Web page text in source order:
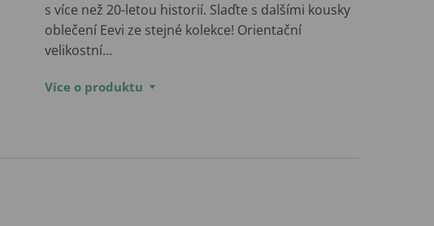
s více než 20-letou historií. Slaďte s dalšími kousky
oblečení Eevi ze stejné kolekce! Orientační
velikostní…
Více o produktu